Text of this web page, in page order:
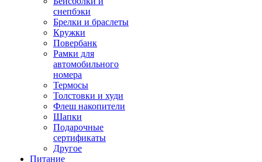
снепбэки
Брелки и браслеты
Кружки
Повербанк
Рамки для
автомобильного
номера
Термосы
Толстовки и худи
Флеш накопители
Шапки
Подарочные
сертификаты
Другое
Питание